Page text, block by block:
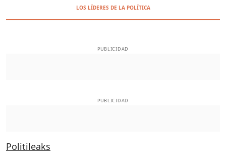
LOS LÍDERES DE LA POLÍTICA
PUBLICIDAD
PUBLICIDAD
Politileaks